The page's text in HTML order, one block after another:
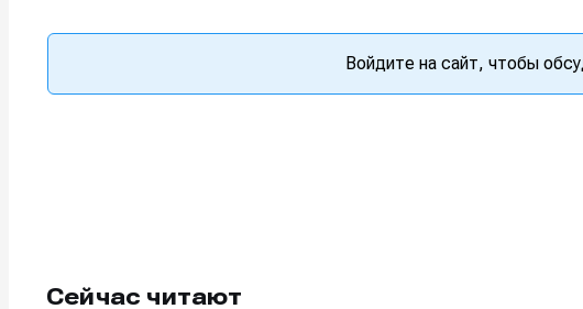
Войдите на сайт, чтобы
Сейчас читают